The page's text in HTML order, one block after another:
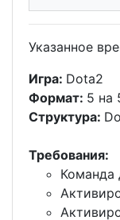
Указанное
Игра: Dota2
Формат: 5 на
Структура:
Требования:
Команда